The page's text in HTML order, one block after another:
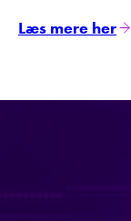
Læs mere her